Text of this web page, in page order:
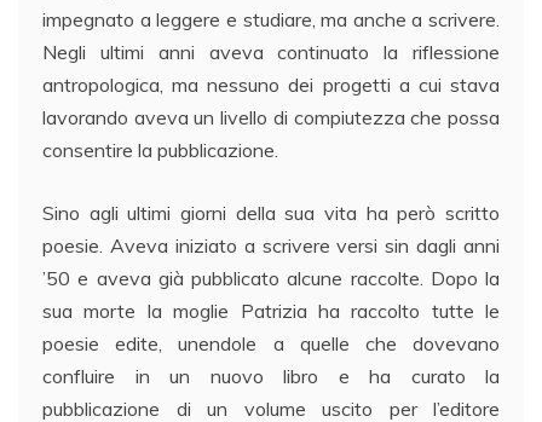
impegnato a leggere e studiare, ma anche a scrivere.
Negli ultimi anni aveva continuato la riflessione
antropologica, ma nessuno dei progetti a cui stava
lavorando aveva un livello di compiutezza che possa
consentire la pubblicazione.
Sino agli ultimi giorni della sua vita ha però scritto
poesie. Aveva iniziato a scrivere versi sin dagli anni
’50 e aveva già pubblicato alcune raccolte. Dopo la
sua morte la moglie Patrizia ha raccolto tutte le
poesie edite, unendole a quelle che dovevano
confluire in un nuovo libro e ha curato la
pubblicazione di un volume uscito per l’editore